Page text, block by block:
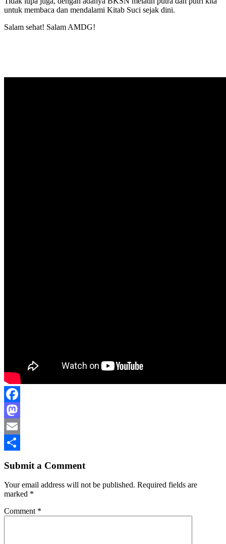
untuk membaca dan mendalami Kitab Suci sejak dini.
Salam sehat! Salam AMDG!
Facebook
Mastodon
Email
Submit a Comment
Your email address will not be published. Required fields are
marked *
Comment *